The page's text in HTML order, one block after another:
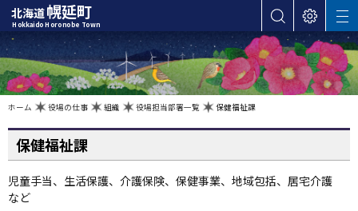
本
文
へ
カ
テ
ゴ
リ
・
メ
ニ
北海道幌延町
Hokkaido Horonobe Town
表
示
設
定
サ
イ
ト
内
検
索
M
E
N
U
在
置
ホーム 役場の仕事 組織 役場担当部署一覧 保健福祉課
保健福祉課
児童手当、生活保護、介護保険、保健事業、地域包括、居宅介護
など